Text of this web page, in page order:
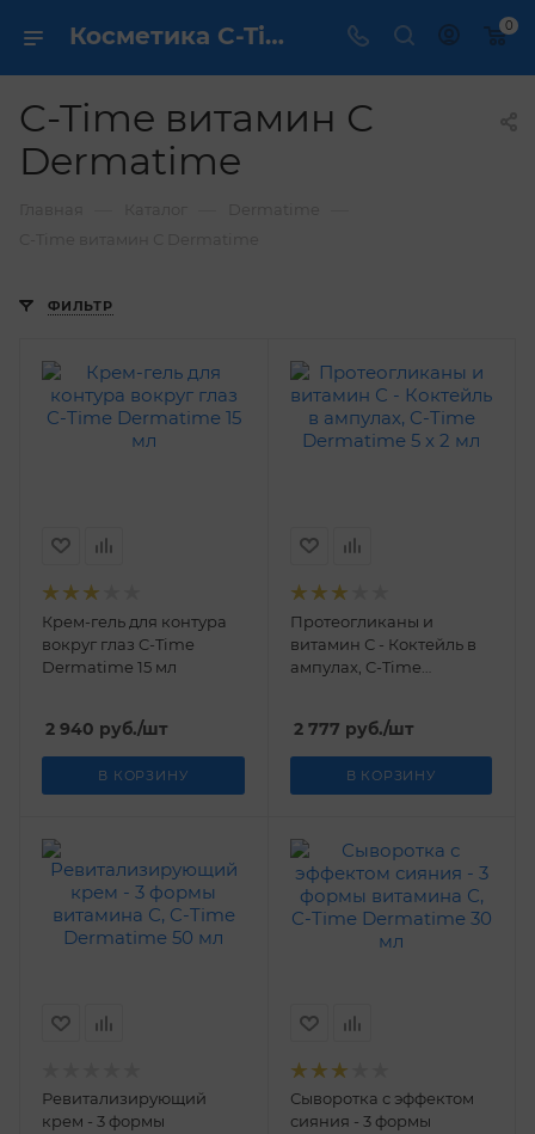
Косметика C-Time витамин С Dermatime - купить в интернет магазине ✔️ по выгодной цене 0
C-Time витамин С
Dermatime
ФИЛЬТР
Крем-гель для контура
вокруг глаз C-Time
Dermatime 15 мл
2 940 руб./шт
В КОРЗИНУ
Протеогликаны и
витамин С - Коктейль в
ампулах, C-Time
2 777 руб./шт
В КОРЗИНУ
Ревитализирующий
крем - 3 формы
Сыворотка с эффектом
сияния - 3 формы